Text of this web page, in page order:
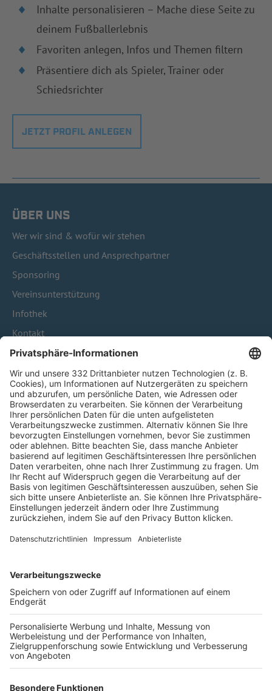
Inhalte personalisieren – Mache diese Seite zu
deinem Fußballerlebnis
Favoriten anlegen, Infos und Themen filtern
Präsentiere dich als Spieler, Trainer oder
Schiedsrichter
JETZT PROFIL ANLEGEN
ÜBER UNS
Wer wir sind & wofür wir stehen
Geschäftsstellen und Ansprechpartner
Sponsoring
Vereinsunterstützung
Infothek
Kontakt
HÄUFIG BESUCHTE SEITEN
Pässe und Vereinswechsel
Trainerausbildung
Schulungsangebot Vereinsmitarbeiter
BFV-Geschäftsstellen
Trainerbörse
Login SpielPlus
FOLGE DEM BFV
TOP-VEREINE
TOP-PARTNER